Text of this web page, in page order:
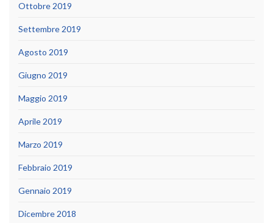
Ottobre 2019
Settembre 2019
Agosto 2019
Giugno 2019
Maggio 2019
Aprile 2019
Marzo 2019
Febbraio 2019
Gennaio 2019
Dicembre 2018